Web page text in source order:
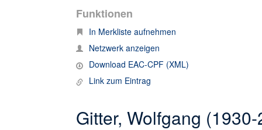
Funktionen
In Merkliste aufnehmen
Netzwerk anzeigen
Download EAC-CPF (XML)
Link zum Eintrag
Gitter, Wolfgang